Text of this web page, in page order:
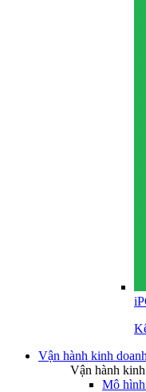
Vận hành kinh doanh
Vận hành
Mô